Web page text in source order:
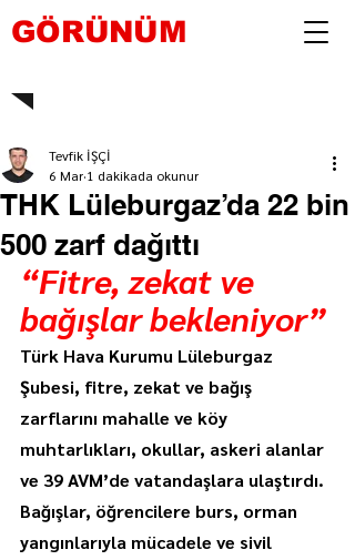
GÖRÜNÜM
THK Lüleburgaz’da 22 bin
500 zarf dağıttı
Tevfik İŞÇİ
6 Mar 1 dakikada okunur
“Fitre, zekat ve
bağışlar bekleniyor”
Türk Hava Kurumu Lüleburgaz
Şubesi, fitre, zekat ve bağış
zarflarını mahalle ve köy
muhtarlıkları, okullar, askeri alanlar
ve 39 AVM’de vatandaşlara ulaştırdı.
Bağışlar, öğrencilere burs, orman
yangınlarıyla mücadele ve sivil